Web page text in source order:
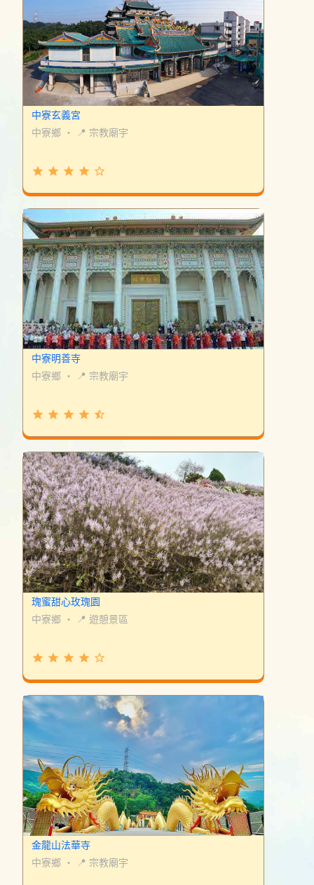
中寮玄義宮
中寮鄉 ・ 📍 宗教廟宇
grade grade grade grade star_border
中寮明善寺
中寮鄉 ・ 📍 宗教廟宇
grade grade grade grade star_half
瑰蜜甜心玫瑰園
中寮鄉 ・ 📍 遊憩景區
grade grade grade grade star_border
金龍山法華寺
中寮鄉 ・ 📍 宗教廟宇